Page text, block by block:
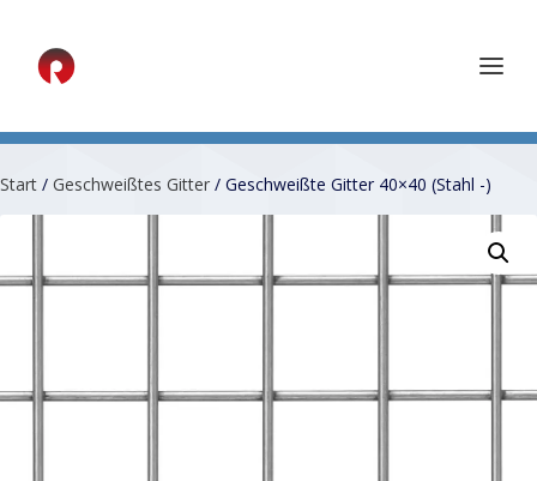
Start / Geschweißtes Gitter / Geschweißte Gitter 40×40 (Stahl -)